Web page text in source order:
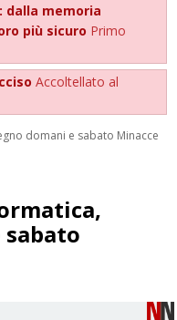
dalla memoria
più sicuro Primo
Accoltellato al
domani e sabato Minacce